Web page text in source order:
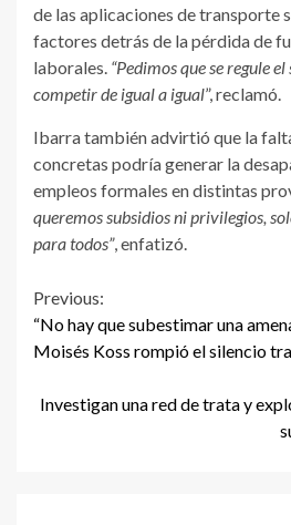
de las aplicaciones de transporte
factores detrás de la pérdida de
laborales. “Pedimos que se regule
competir de igual a igual”, reclamó.
Ibarra también advirtió que la
concretas podría generar la
empleos formales en distintas
queremos subsidios ni privilegios,
para todos”, enfatizó.
Continue
Reading
Previous:
“No hay que subestimar una
Moisés Koss rompió el silencio
Investigan una red de trata y